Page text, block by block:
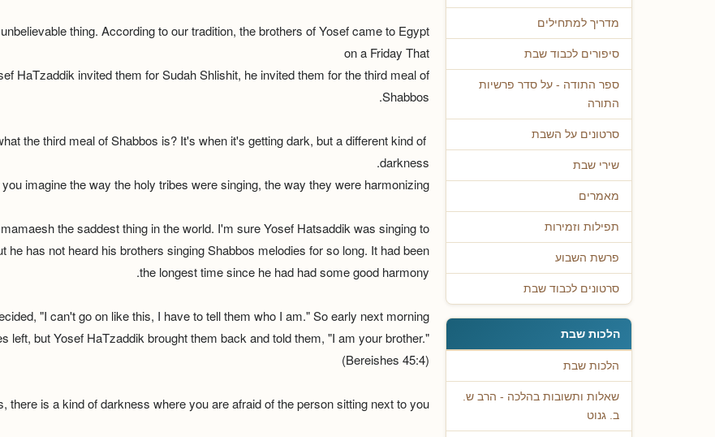
מדריך למתחילים
סיפורים לכבוד שבת
ספר התודה - על סדר פרשיות
התורה
סרטונים על השבת
שירי שבת
מאמרים
תפילות וזמירות
פרשת השבוע
סרטונים לכבוד שבת
הלכות שבת
הלכות שבת
שאלות ותשובות בהלכה - הרב ש.
ב. גנוט
thing. According to our tradition, the brothers of Yosef came to Egypt
on a Friday That
HaTzaddik invited them for Sudah Shlishit, he invited them for the third meal of
Shabbos.
the third meal of Shabbos is? It's when it's getting dark, but a different kind of
darkness.
imagine the way the holy tribes were singing, the way they were harmonizing?
the saddest thing in the world. I'm sure Yosef Hatsaddik was singing to
he has not heard his brothers singing Shabbos melodies for so long. It had been
the longest time since he had had some good harmony.
"I can't go on like this, I have to tell them who I am." So early next morning
left, but Yosef HaTzaddik brought them back and told them, "I am your brother."
(Bereishes 45:4)
there is a kind of darkness where you are afraid of the person sitting next to you.